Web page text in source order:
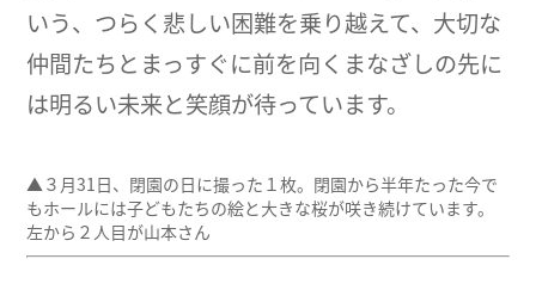
いう、つらく悲しい困難を乗り越えて、大切な
仲間たちとまっすぐに前を向くまなざしの先に
は明るい未来と笑顔が待っています。
▲３月31日、閉園の日に撮った１枚。閉園から半年たった今で
もホールには子どもたちの絵と大きな桜が咲き続けています。
左から２人目が山本さん